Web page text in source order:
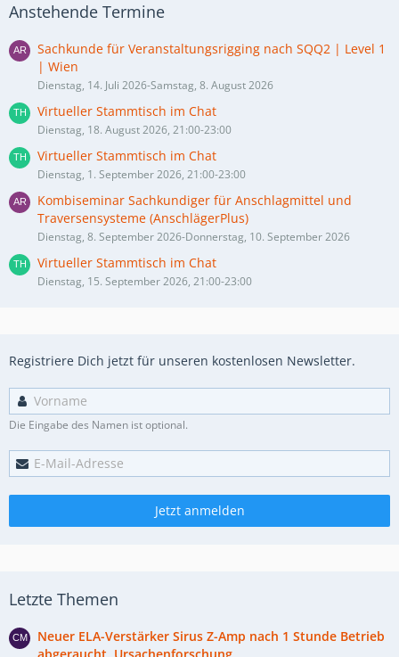
Anstehende Termine
Sachkunde für Veranstaltungsrigging nach SQQ2 | Level 1
| Wien
Dienstag, 14. Juli 2026-Samstag, 8. August 2026
Virtueller Stammtisch im Chat
Dienstag, 18. August 2026, 21:00-23:00
Virtueller Stammtisch im Chat
Dienstag, 1. September 2026, 21:00-23:00
Kombiseminar Sachkundiger für Anschlagmittel und
Traversensysteme (AnschlägerPlus)
Dienstag, 8. September 2026-Donnerstag, 10. September 2026
Virtueller Stammtisch im Chat
Dienstag, 15. September 2026, 21:00-23:00
Registriere Dich jetzt für unseren kostenlosen Newsletter.
Die Eingabe des Namen ist optional.
Jetzt anmelden
Letzte Themen
Neuer ELA-Verstärker Sirus Z-Amp nach 1 Stunde Betrieb